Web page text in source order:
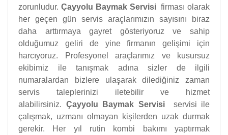
zorunludur. Çayyolu Baymak Servisifirması olarak
her geçen gün servis araçlarımızın sayısını biraz
daha arttırmaya gayret gösteriyoruz ve sahip
olduğumuz geliri de yine firmanın gelişimi için
harcıyoruz. Profesyonel araçlarımız ve kusursuz
ekibimiz ile tanışmak adına sizler de ilgili
numaralardan bizlere ulaşarak dilediğiniz zaman
servis taleplerinizi iletebilir ve hizmet
alabilirsiniz. Çayyolu Baymak Servisi servisi ile
çalışmak, uzmanı olmayan kişilerden uzak durmak
gerekir. Her yıl rutin kombi bakımı yaptırmak